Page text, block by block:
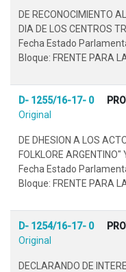
DE RECONOCIMIENTO
DIA DE LOS CENTROS
Fecha Estado
Bloque: FRENTE PARA
D- 1255/16-17- 0
Original
DE DHESION A LOS
FOLKLORE ARGENTINO"
Fecha Estado
Bloque: FRENTE PARA
D- 1254/16-17- 0
Original
DECLARANDO DE